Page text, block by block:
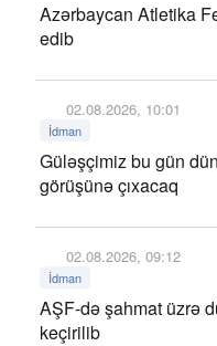
Azərbaycan Atletika
edib
02.08.2026, 10:01
İdman
Güləşçimiz bu gün
görüşünə çıxacaq
02.08.2026, 09:12
İdman
AŞF-də şahmat üzrə
keçirilib